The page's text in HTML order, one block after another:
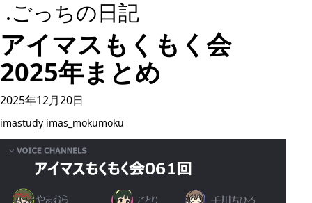
.ごっちの日記
アイマスもくもく会
2025年まとめ
2025年12月20日
imastudy imas_mokumoku